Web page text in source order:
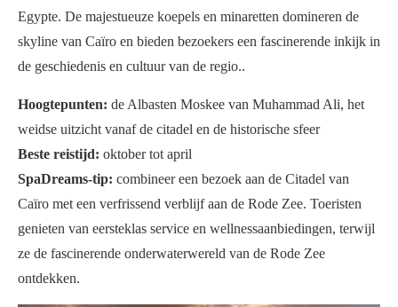
Egypte. De majestueuze koepels en minaretten domineren de
skyline van Caïro en bieden bezoekers een fascinerende inkijk in
de geschiedenis en cultuur van de regio..
Hoogtepunten: de Albasten Moskee van Muhammad Ali, het
weidse uitzicht vanaf de citadel en de historische sfeer
Beste reistijd: oktober tot april
SpaDreams-tip: combineer een bezoek aan de Citadel van
Caïro met een verfrissend verblijf aan de Rode Zee. Toeristen
genieten van eersteklas service en wellnessaanbiedingen, terwijl
ze de fascinerende onderwaterwereld van de Rode Zee
ontdekken.